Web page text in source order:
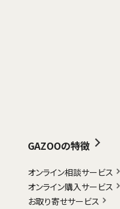
GAZOOの特徴
オンライン相談サービス
オンライン購入サービス
お取り寄せサービス